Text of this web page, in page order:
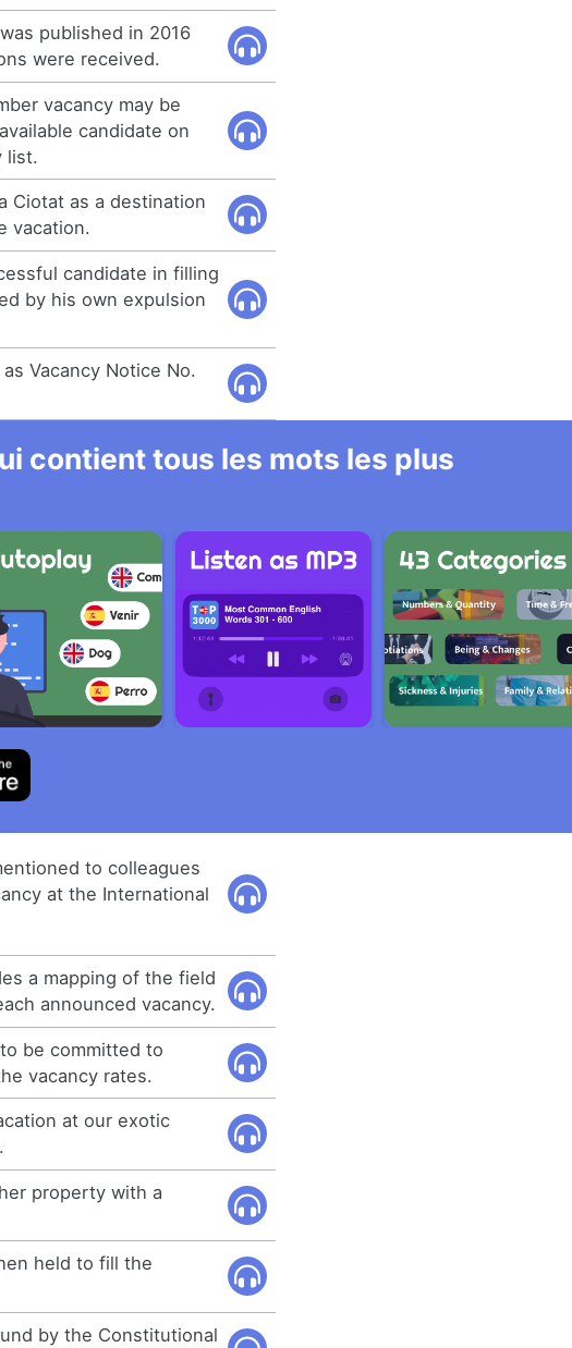
published in 2016
were received.
vacancy may be
candidate on
list.
Ciotat as a destination
vacation.
candidate in filling
by his own expulsion
Vacancy Notice No.
contient tous les mots les plus
to colleagues
at the International
a mapping of the field
announced vacancy.
be committed to
vacancy rates.
at our exotic
property with a
held to fill the
by the Constitutional